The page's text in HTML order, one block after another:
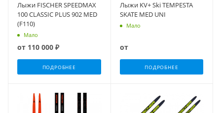
Лыжи FISCHER SPEEDMAX
100 CLASSIC PLUS 902 MED
(F110)
Мало
от 110 000 ₽
ПОДРОБНЕЕ
Лыжи KV+ Ski TEMPESTA
SKATE MED UNI
Мало
от
ПОДРОБНЕЕ